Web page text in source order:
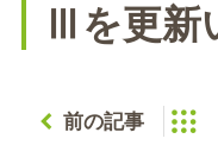
Ⅲを更新
前の記事